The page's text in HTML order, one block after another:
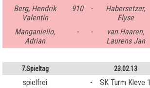
Berg, Hendrik
Valentin
910 -
Habersetzer,
Elyse
Manganiello,
Adrian
- -
van Haaren,
Laurens Jan
7.Spieltag 23.02.13
spielfrei - SK Turm Kleve 1